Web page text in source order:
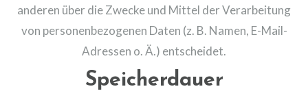
anderen über die Zwecke und Mittel der Verarbeitung
von personenbezogenen Daten (z. B. Namen, E-Mail-
Adressen o. Ä.) entscheidet.
Speicherdauer